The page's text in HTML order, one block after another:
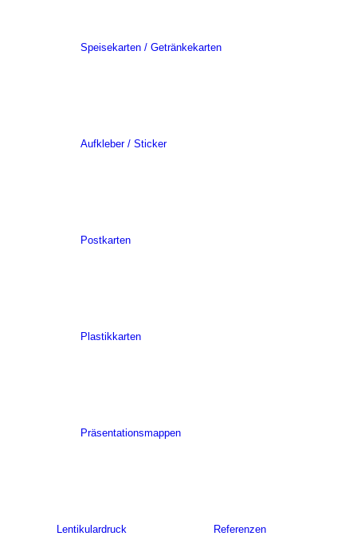
Speisekarten / Getränkekarten
Aufkleber / Sticker
Postkarten
Plastikkarten
Präsentationsmappen
Lentikulardruck Referenzen